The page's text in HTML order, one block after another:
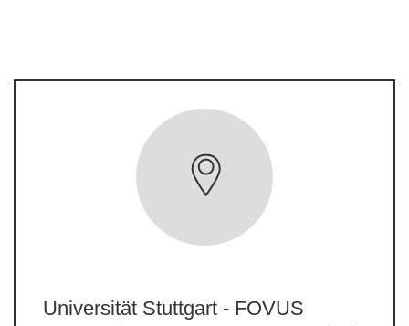
Universität Stuttgart - FOVUS